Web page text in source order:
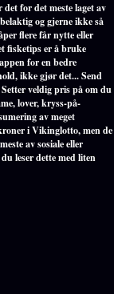
for det meste laget av
og gjerne ikke så
flere får nytte eller
fisketips er å bruke
for en bedre
ikke gjør det... Send
veldig pris på om du
lover, kryss-på-
av meget
i Vikinglotto, men de
av sosiale eller
leser dette med liten